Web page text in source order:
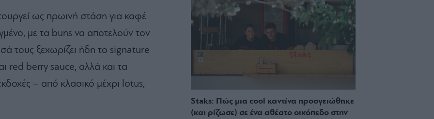
ως πρωινή στάση για καφέ
με τα buns να αποτελούν τον
τους ξεχωρίζει ήδη το signature
red berry sauce, αλλά και τα
– από κλασικό μέχρι lotus,
Staks: Πώς μια cool καντίνα προσγειώθηκε
(και ρίζωσε) σε ένα αθέατο οικόπεδο στην